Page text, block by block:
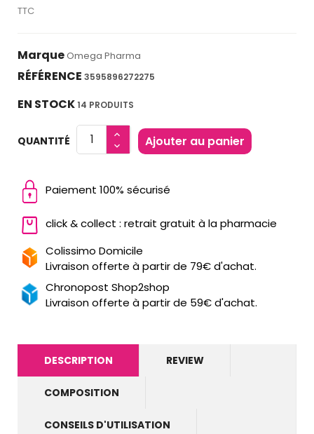
TTC
MarqueOmega Pharma
RÉFÉRENCE 3595896272275
EN STOCK14 PRODUITS
QUANTITÉ Ajouter au panier
Paiement 100% sécurisé
click & collect : retrait gratuit à la pharmacie
Colissimo Domicile
Livraison offerte à partir de 79€ d'achat.
Chronopost Shop2shop
Livraison offerte à partir de 59€ d'achat.
DESCRIPTION REVIEW
COMPOSITION
CONSEILS D'UTILISATION